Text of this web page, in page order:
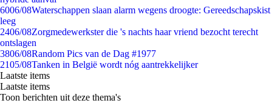
6006/08Waterschappen slaan alarm wegens droogte: Gereedschapskist
leeg
2406/08Zorgmedewerkster die 's nachts haar vriend bezocht terecht
ontslagen
3806/08Random Pics van de Dag #1977
2105/08Tanken in België wordt nóg aantrekkelijker
Laatste items
Laatste items
Toon berichten uit deze thema's